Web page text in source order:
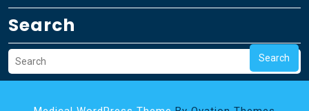
Search
Search